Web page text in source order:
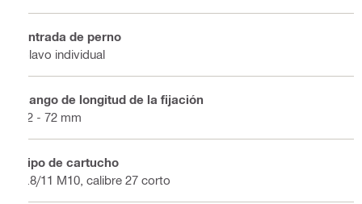
Entrada de perno
Clavo individual
Rango de longitud de la fijación
12 - 72 mm
Tipo de cartucho
6.8/11 M10, calibre 27 corto